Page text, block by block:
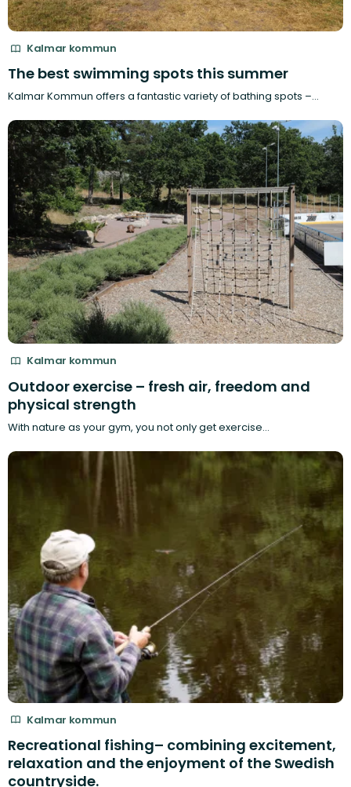
Kalmar kommun
The best swimming spots this summer
Kalmar Kommun offers a fantastic variety of bathing spots –…
Kalmar kommun
Outdoor exercise – fresh air, freedom and
physical strength
With nature as your gym, you not only get exercise…
Kalmar kommun
Recreational fishing– combining excitement,
relaxation and the enjoyment of the Swedish
countryside.